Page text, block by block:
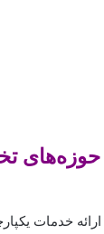
حوزه‌های
خدمات